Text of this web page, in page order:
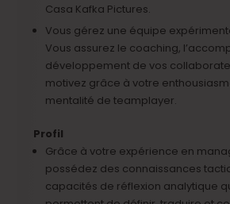
Casa Kafka Pictures.
Vous gérez une équipe
Vous assurez le coaching,
développement de vos
motivez grâce à votre
mentalité de teamplayer.
Profil
Grâce à votre expérience en
possédez des connaissances
capacités de réflexion analytique